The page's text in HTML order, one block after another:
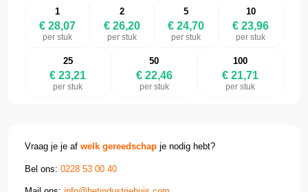
1
€ 28,07
per stuk
2
€ 26,20
per stuk
5
€ 24,70
per stuk
10
€ 23,96
per stuk
25
€ 23,21
per stuk
50
€ 22,46
per stuk
100
€ 21,71
per stuk
Vraag je je afwelk gereedschap je nodig hebt?
Bel ons:0228 53 00 40